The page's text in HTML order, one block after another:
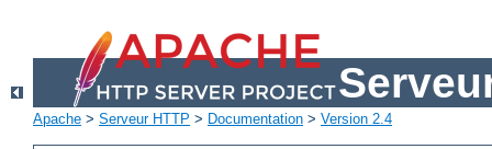
Apache > Serveur HTTP > Documentation > Version 2.4